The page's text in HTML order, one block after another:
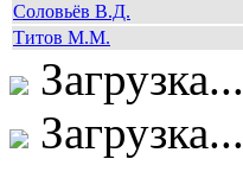
Соловьёв В.Д.
Титов М.М.
Загрузка...
Загрузка...